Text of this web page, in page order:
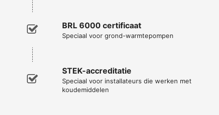
BRL 6000 certificaat
Speciaal voor grond-warmtepompen
STEK-accreditatie
Speciaal voor installateurs die werken met
koudemiddelen